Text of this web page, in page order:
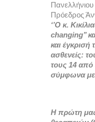
Πρόεδρος
‘’Ο κ.
changing’’
και έγκρισή
ασθενείς:
τους 14 από
σύμφωνα με
Η πρώτη μας